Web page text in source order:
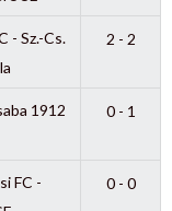
- Sz.-Cs.
2 - 2
1912
0 - 1
FC -
0 - 0